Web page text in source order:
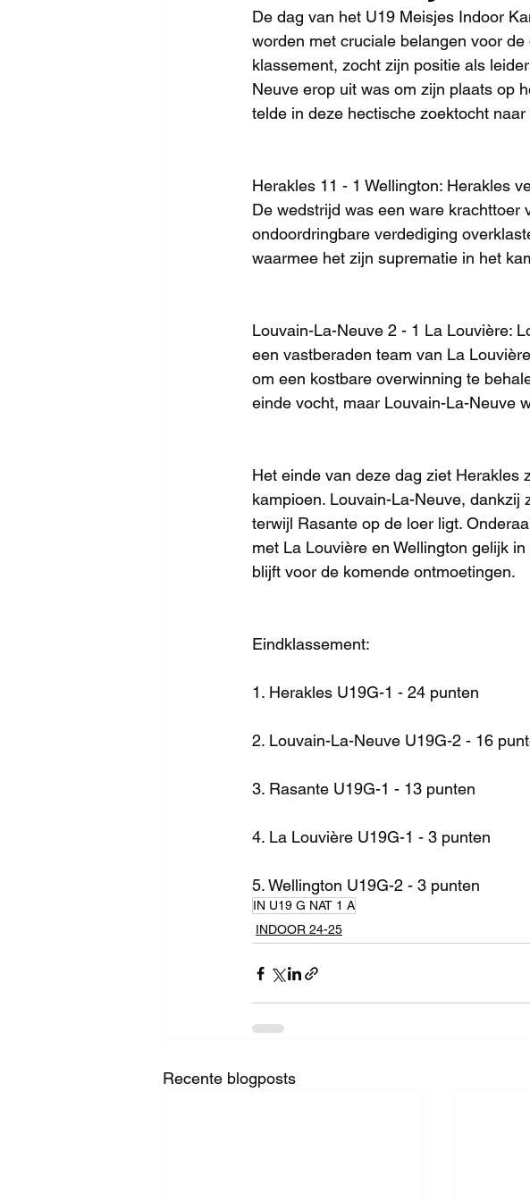
De dag van het U19 Meisjes Indoor
worden met cruciale belangen voor
klassement, zocht zijn positie als
Neuve erop uit was om zijn plaats op
telde in deze hectische zoektocht
Herakles 11 - 1 Wellington: Herakles
De wedstrijd was een ware krachttoer
ondoordringbare verdediging
waarmee het zijn suprematie in het
Louvain-La-Neuve 2 - 1 La Louvière:
een vastberaden team van La
om een kostbare overwinning te
einde vocht, maar Louvain-La-Neuve
Het einde van deze dag ziet Herakles
kampioen. Louvain-La-Neuve,
terwijl Rasante op de loer ligt.
met La Louvière en Wellington gelijk
blijft voor de komende ontmoetingen.
Eindklassement:
1. Herakles U19G-1 - 24 punten
2. Louvain-La-Neuve U19G-2 - 16
3. Rasante U19G-1 - 13 punten
4. La Louvière U19G-1 - 3 punten
5. Wellington U19G-2 - 3 punten
IN U19 G NAT 1 A
INDOOR 24-25
Recente blogposts